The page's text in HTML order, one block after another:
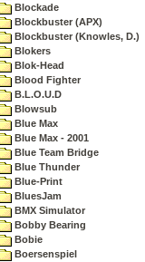
Blockade
Blockbuster (APX)
Blockbuster (Knowles, D.)
Blokers
Blok-Head
Blood Fighter
B.L.O.U.D
Blowsub
Blue Max
Blue Max - 2001
Blue Team Bridge
Blue Thunder
Blue-Print
BluesJam
BMX Simulator
Bobby Bearing
Bobie
Boersenspiel